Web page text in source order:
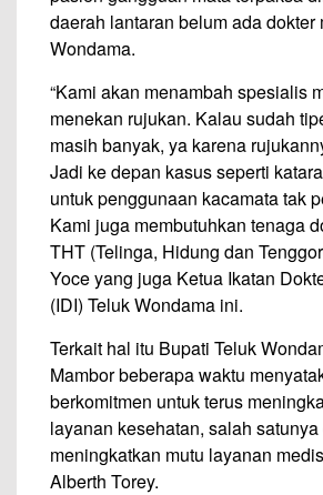
daerah lantaran belum ada dokter
Wondama.
“Kami akan menambah spesialis
menekan rujukan. Kalau sudah
masih banyak, ya karena
Jadi ke depan kasus seperti
untuk penggunaan kacamata tak
Kami juga membutuhkan tenaga
THT (Telinga, Hidung dan
Yoce yang juga Ketua Ikatan
(IDI) Teluk Wondama ini.
Terkait hal itu Bupati Teluk
Mambor beberapa waktu
berkomitmen untuk terus
layanan kesehatan, salah
meningkatkan mutu layanan
Alberth Torey.